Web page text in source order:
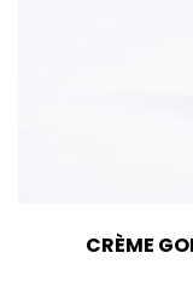
CRÈME